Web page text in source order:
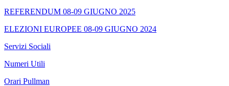
REFERENDUM 08-09 GIUGNO 2025
ELEZIONI EUROPEE 08-09 GIUGNO 2024
Servizi Sociali
Numeri Utili
Orari Pullman